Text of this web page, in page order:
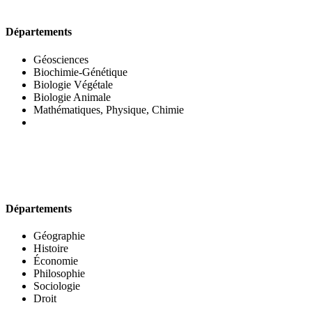
Départements
Géosciences
Biochimie-Génétique
Biologie Végétale
Biologie Animale
Mathématiques, Physique, Chimie
Départements
Géographie
Histoire
Économie
Philosophie
Sociologie
Droit